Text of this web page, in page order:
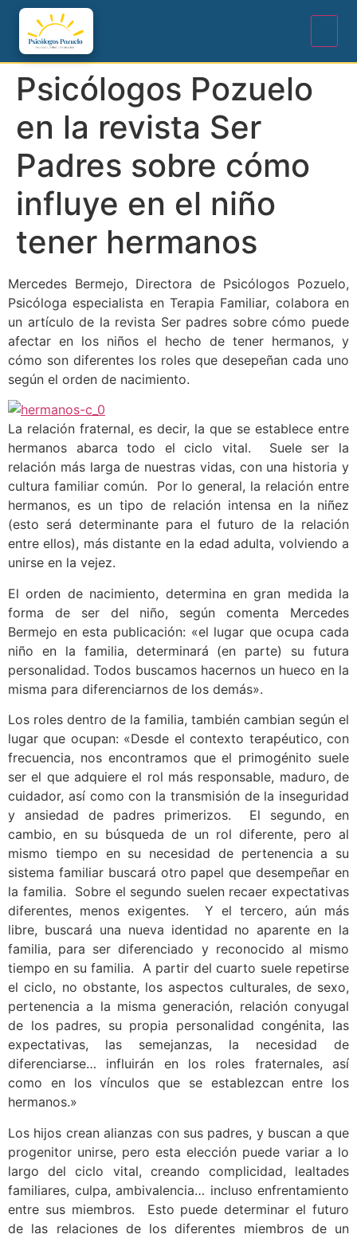
Psicólogos Pozuelo
en la revista Ser
Padres sobre cómo
influye en el niño
tener hermanos
Mercedes Bermejo, Directora de Psicólogos Pozuelo,
Psicóloga especialista en Terapia Familiar, colabora en
un artículo de la revista Ser padres sobre cómo puede
afectar en los niños el hecho de tener hermanos, y
cómo son diferentes los roles que desepeñan cada uno
según el orden de nacimiento.
La relación fraternal, es decir, la que se establece entre
hermanos abarca todo el ciclo vital. Suele ser la
relación más larga de nuestras vidas, con una historia y
cultura familiar común. Por lo general, la relación entre
hermanos, es un tipo de relación intensa en la niñez
(esto será determinante para el futuro de la relación
entre ellos), más distante en la edad adulta, volviendo a
unirse en la vejez.
El orden de nacimiento, determina en gran medida la
forma de ser del niño, según comenta Mercedes
Bermejo en esta publicación: «el lugar que ocupa cada
niño en la familia, determinará (en parte) su futura
personalidad. Todos buscamos hacernos un hueco en la
misma para diferenciarnos de los demás».
Los roles dentro de la familia, también cambian según el
lugar que ocupan: «Desde el contexto terapéutico, con
frecuencia, nos encontramos que el primogénito suele
ser el que adquiere el rol más responsable, maduro, de
cuidador, así como con la transmisión de la inseguridad
y ansiedad de padres primerizos. El segundo, en
cambio, en su búsqueda de un rol diferente, pero al
mismo tiempo en su necesidad de pertenencia a su
sistema familiar buscará otro papel que desempeñar en
la familia. Sobre el segundo suelen recaer expectativas
diferentes, menos exigentes. Y el tercero, aún más
libre, buscará una nueva identidad no aparente en la
familia, para ser diferenciado y reconocido al mismo
tiempo en su familia. A partir del cuarto suele repetirse
el ciclo, no obstante, los aspectos culturales, de sexo,
pertenencia a la misma generación, relación conyugal
de los padres, su propia personalidad congénita, las
expectativas, las semejanzas, la necesidad de
diferenciarse… influirán en los roles fraternales, así
como en los vínculos que se establezcan entre los
hermanos.»
Los hijos crean alianzas con sus padres, y buscan a que
progenitor unirse, pero esta elección puede variar a lo
largo del ciclo vital, creando complicidad, lealtades
familiares, culpa, ambivalencia… incluso enfrentamiento
entre sus miembros. Esto puede determinar el futuro
de las relaciones de los diferentes miembros de un